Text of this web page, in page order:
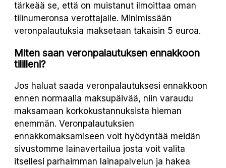
tärkeää se, että on muistanut ilmoittaa oman
tilinumeronsa verottajalle. Minimissään
veronpalautuksia maksetaan takaisin 5 euroa.
Miten saan veronpalautuksen ennakkoon
tililleni?
Jos haluat saada veronpalautuksesi ennakkoon
ennen normaalia maksupäivää, niin varaudu
maksamaan korkokustannuksista hieman
enemmän. Veronpalautuksien
ennakkomaksamiseen voit hyödyntää meidän
sivustomme lainavertailua josta voit valita
itsellesi parhaimman lainapalvelun ja hakea